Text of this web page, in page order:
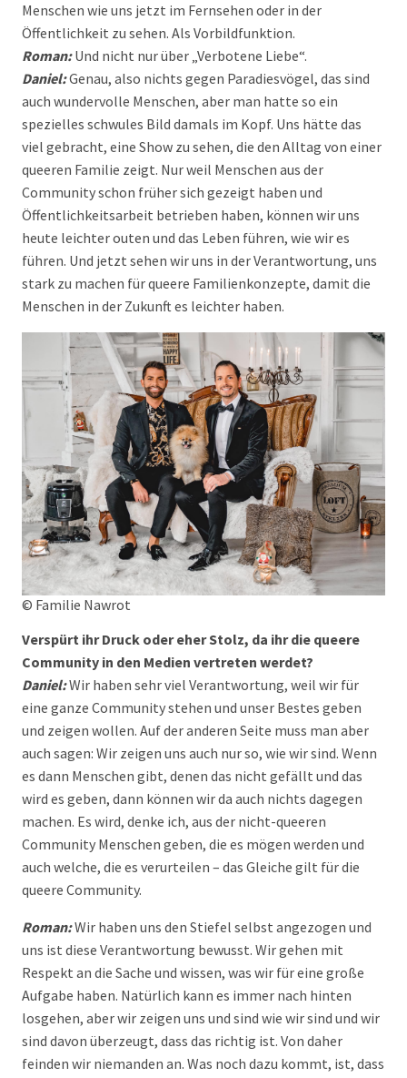
Menschen wie uns jetzt im Fernsehen oder in der
Öffentlichkeit zu sehen. Als Vorbildfunktion.
Roman:Und nicht nur über „Verbotene Liebe“.
Daniel:Genau, also nichts gegen Paradiesvögel, das sind
auch wundervolle Menschen, aber man hatte so ein
spezielles schwules Bild damals im Kopf. Uns hätte das
viel gebracht, eine Show zu sehen, die den Alltag von einer
queeren Familie zeigt. Nur weil Menschen aus der
Community schon früher sich gezeigt haben und
Öffentlichkeitsarbeit betrieben haben, können wir uns
heute leichter outen und das Leben führen, wie wir es
führen. Und jetzt sehen wir uns in der Verantwortung, uns
stark zu machen für queere Familienkonzepte, damit die
Menschen in der Zukunft es leichter haben.
© Familie Nawrot
Verspürt ihr Druck oder eher Stolz, da ihr die queere
Community in den Medien vertreten werdet?
Daniel:Wir haben sehr viel Verantwortung, weil wir für
eine ganze Community stehen und unser Bestes geben
und zeigen wollen. Auf der anderen Seite muss man aber
auch sagen: Wir zeigen uns auch nur so, wie wir sind. Wenn
es dann Menschen gibt, denen das nicht gefällt und das
wird es geben, dann können wir da auch nichts dagegen
machen. Es wird, denke ich, aus der nicht-queeren
Community Menschen geben, die es mögen werden und
auch welche, die es verurteilen – das Gleiche gilt für die
queere Community.
Roman:Wir haben uns den Stiefel selbst angezogen und
uns ist diese Verantwortung bewusst. Wir gehen mit
Respekt an die Sache und wissen, was wir für eine große
Aufgabe haben. Natürlich kann es immer nach hinten
losgehen, aber wir zeigen uns und sind wie wir sind und wir
sind davon überzeugt, dass das richtig ist. Von daher
feinden wir niemanden an. Was noch dazu kommt, ist, dass